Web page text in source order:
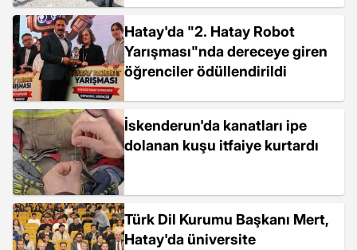
Hatay'da "2. Hatay Robot
Yarışması"nda dereceye giren
öğrenciler ödüllendirildi
İskenderun'da kanatları ipe
dolanan kuşu itfaiye kurtardı
Türk Dil Kurumu Başkanı Mert,
Hatay'da üniversite